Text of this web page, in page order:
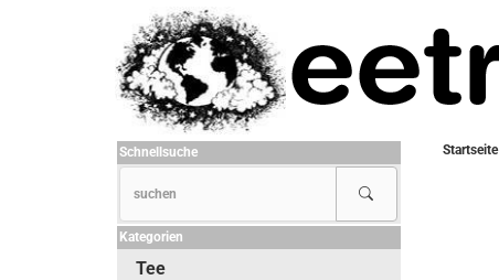
Startseite
Schnellsuche
Kategorien
Tee